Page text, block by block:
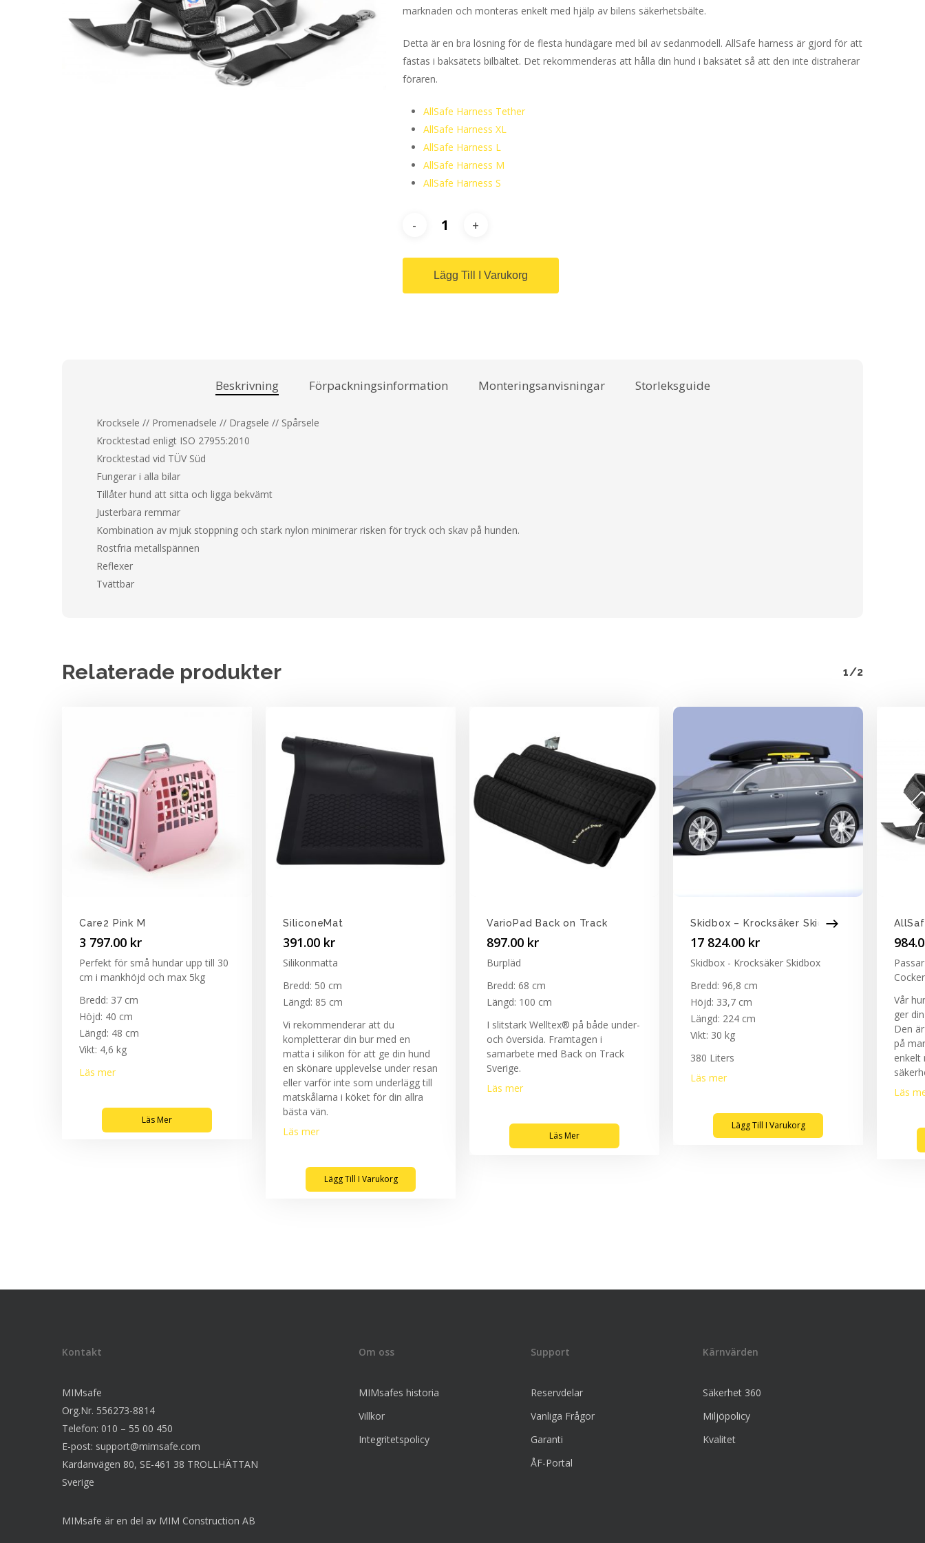
Hit enter to search or ESC to close
marknaden och monteras enkelt med hjälp av bilens säkerhetsbälte.
Detta är en bra lösning för de flesta hundägare med bil av sedanmodell. AllSafe harness är gjord för att
fästas i baksätets bilbältet. Det rekommenderas att hålla din hund i baksätet så att den inte distraherar
föraren.
AllSafe Harness Tether
AllSafe Harness XL
AllSafe Harness L
AllSafe Harness M
AllSafe Harness S
Lägg Till I Varukorg
Beskrivning Förpackningsinformation Monteringsanvisningar Storleksguide
Krocksele // Promenadsele // Dragsele // Spårsele
Krocktestad enligt ISO 27955:2010
Krocktestad vid TÜV Süd
Fungerar i alla bilar
Tillåter hund att sitta och ligga bekvämt
Justerbara remmar
Kombination av mjuk stoppning och stark nylon minimerar risken för tryck och skav på hunden.
Rostfria metallspännen
Reflexer
Tvättbar
Relaterade produkter 1/2
Care2 Pink M
3 797.00 kr
Perfekt för små hundar upp till 30
cm i mankhöjd och max 5kg
Bredd: 37 cm
Höjd: 40 cm
Längd: 48 cm
Vikt: 4,6 kg
Läs mer
Läs Mer
SiliconeMat
391.00 kr
Silikonmatta
Bredd: 50 cm
Längd: 85 cm
Vi rekommenderar att du
kompletterar din bur med en
matta i silikon för att ge din hund
en skönare upplevelse under resan
eller varför inte som underlägg till
matskålarna i köket för din allra
bästa vän.
Läs mer
Lägg Till I Varukorg
VarioPad Back on Track
897.00 kr
Burpläd
Bredd: 68 cm
Längd: 100 cm
I slitstark Welltex® på både under-
och översida. Framtagen i
samarbete med Back on Track
Sverige.
Läs mer
Läs Mer
Skidbox – Krocksäker Skidbox
17 824.00 kr
Skidbox - Krocksäker Skidbox
Bredd: 96,8 cm
Höjd: 33,7 cm
Längd: 224 cm
Vikt: 30 kg
380 Liters
Läs mer
Lägg Till I Varukorg
Vår
ger
Den
på
enkelt
Läs
Kontakt
MIMsafe
Org.Nr. 556273-8814
Telefon: 010 – 55 00 450
E-post: support@mimsafe.com
Kardanvägen 80, SE-461 38 TROLLHÄTTAN
Sverige
MIMsafe är en del av MIM Construction AB
Om oss
MIMsafes historia
Villkor
Integritetspolicy
Support
Reservdelar
Vanliga Frågor
Garanti
ÅF-Portal
Kärnvärden
Säkerhet 360
Miljöpolicy
Kvalitet